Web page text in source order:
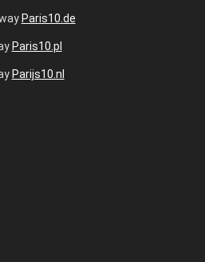
Paris10.de
Paris10.pl
Parijs10.nl